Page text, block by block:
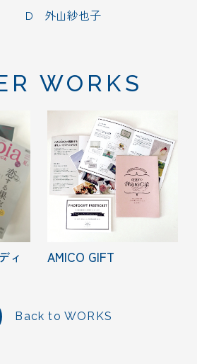
D
外山紗也子
WORKS
ィ
AMICO GIFT
Back to WORKS